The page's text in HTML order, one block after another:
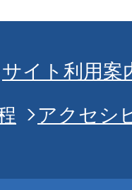
サイト利用案
アクセシ